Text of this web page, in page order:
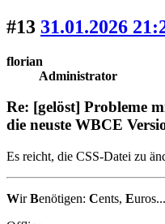
#13 31.01.2026
florian
Administrator
Re: [gelöst] Probleme
die neuste WBCE
Es reicht, die CSS-Datei zu
WirBenötigen: Cents, Euros...